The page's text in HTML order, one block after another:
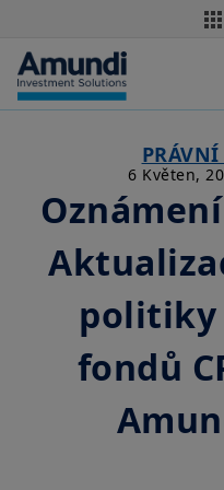
Přejít k hlavnímu
6 Květen,
politiky
fondů